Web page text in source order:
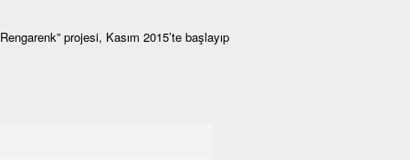
projesi, Kasım 2015’te başlayıp